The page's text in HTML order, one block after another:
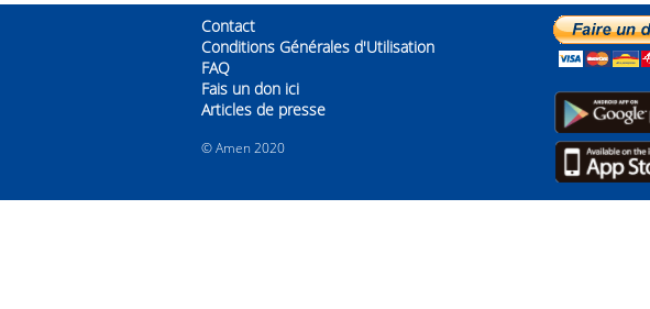
Contact
Conditions Générales d'Utilisation
FAQ
Fais un don ici
Articles de presse
© Amen 2020